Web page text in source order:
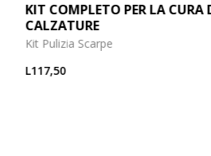
KIT COMPLETO PER LA CURA
CALZATURE
Kit Pulizia Scarpe
L117,50